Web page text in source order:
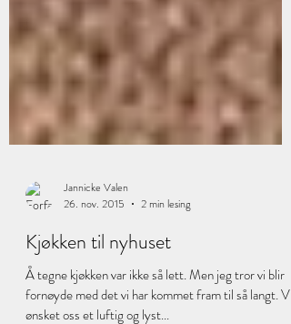
Jannicke Valen
26. nov. 2015
2 min lesing
Kjøkken til nyhuset